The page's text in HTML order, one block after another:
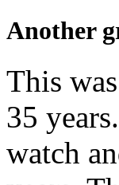
Another
This
35
watch